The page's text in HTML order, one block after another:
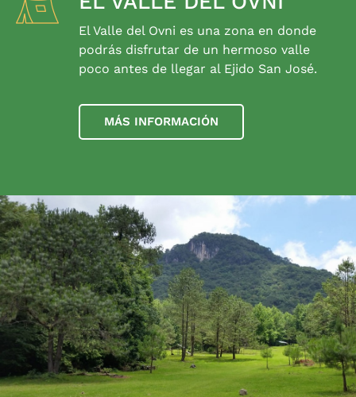
El Valle del Ovni es una zona en donde
podrás disfrutar de un hermoso valle
poco antes de llegar al Ejido San José.
MÁS INFORMACIÓN